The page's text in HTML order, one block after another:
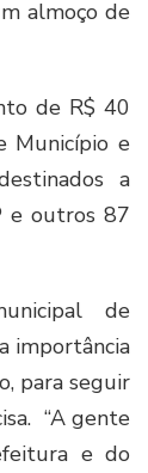
almoço de
de R$ 40
Município e
a
e outros 87
de
importância
para seguir
“A gente
e do